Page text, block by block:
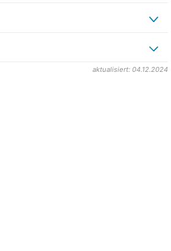
aktualisiert: 04.12.2024